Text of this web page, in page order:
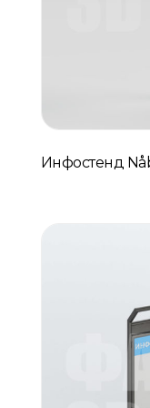
Инфостенд